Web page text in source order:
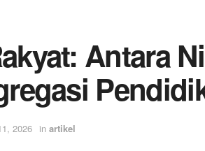
Antara
2026 in artikel